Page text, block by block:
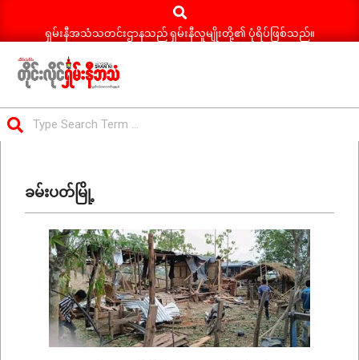
Search
ရှမ်းနီအသံသတင်းဌာနသည် ရှမ်းနီလူမျိုးတို့၏ ပုံရိပ်ဖြစ်သည်။
ရှမ်း
နီ
သတင်း
Menuခမ်းပတ်မြို့